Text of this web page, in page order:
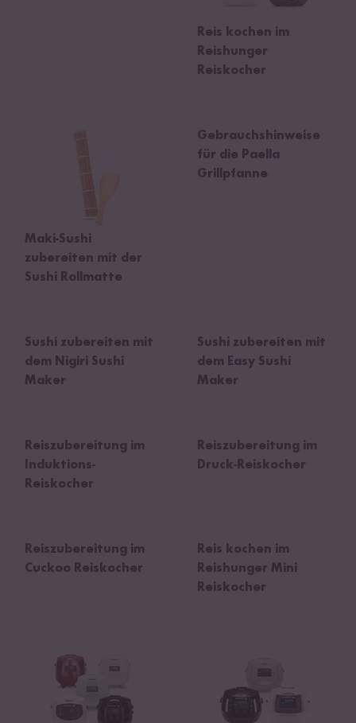
Reis kochen im
Reishunger
Reiskocher
Maki-Sushi
zubereiten mit der
Sushi Rollmatte
Gebrauchshinweise
für die Paella
Grillpfanne
Sushi zubereiten mit
dem Nigiri Sushi
Maker
Sushi zubereiten mit
dem Easy Sushi
Maker
Reiszubereitung im
Induktions-
Reiskocher
Reiszubereitung im
Druck-Reiskocher
Reiszubereitung im
Cuckoo Reiskocher
Reis kochen im
Reishunger Mini
Reiskocher